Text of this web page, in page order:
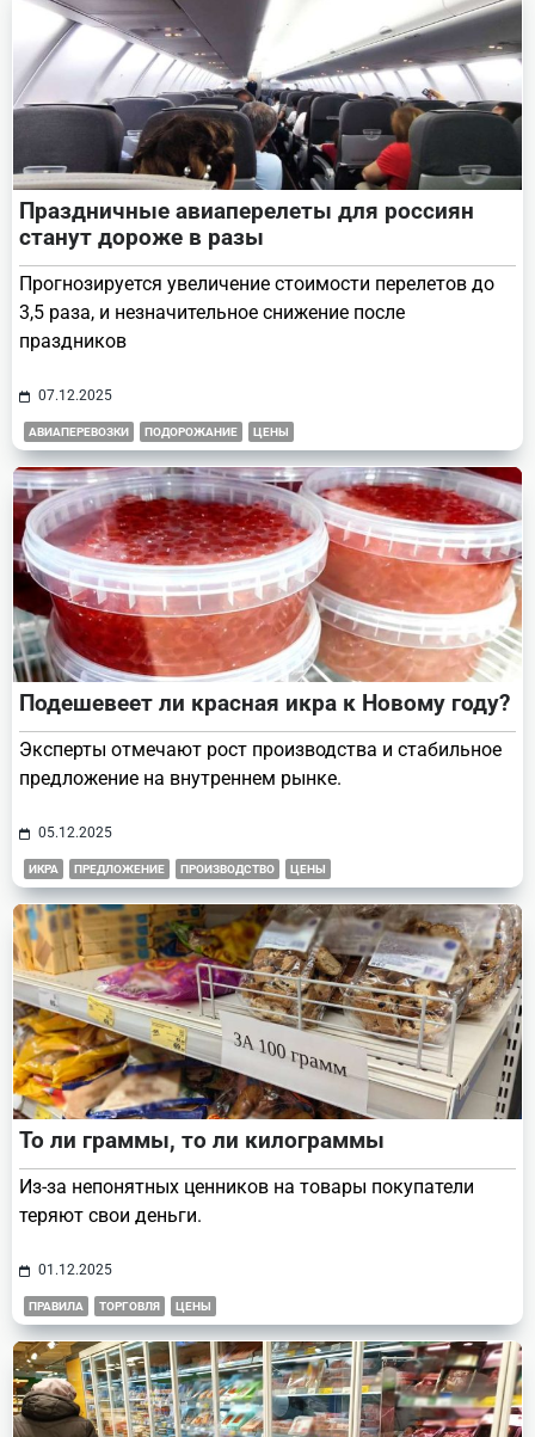
Праздничные авиаперелеты для россиян
станут дороже в разы
Прогнозируется увеличение стоимости перелетов до
3,5 раза, и незначительное снижение после
праздников
07.12.2025
АВИАПЕРЕВОЗКИ ПОДОРОЖАНИЕ ЦЕНЫ
Подешевеет ли красная икра к Новому году?
Эксперты отмечают рост производства и стабильное
предложение на внутреннем рынке.
05.12.2025
ИКРА ПРЕДЛОЖЕНИЕ ПРОИЗВОДСТВО ЦЕНЫ
То ли граммы, то ли килограммы
Из-за непонятных ценников на товары покупатели
теряют свои деньги.
01.12.2025
ПРАВИЛА ТОРГОВЛЯ ЦЕНЫ